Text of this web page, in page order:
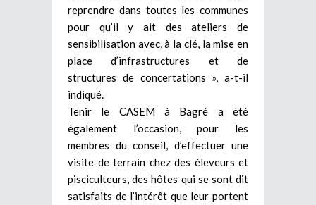
reprendre dans toutes les communes
pour qu’il y ait des ateliers de
sensibilisation avec, à la clé, la mise en
place d’infrastructures et de
structures de concertations », a-t-il
indiqué.
Tenir le CASEM à Bagré a été
également l’occasion, pour les
membres du conseil, d’effectuer une
visite de terrain chez des éleveurs et
pisciculteurs, des hôtes qui se sont dit
satisfaits de l’intérêt que leur portent